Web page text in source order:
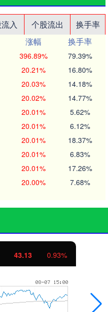
入 个股流出
换手率
涨幅
换手率
396.89% 79.39%
20.21% 16.80%
20.03% 14.18%
20.02% 14.77%
20.01% 5.62%
20.01% 6.12%
20.01% 18.37%
20.01% 6.83%
20.01% 17.26%
20.00% 7.68%
43.13 0.93%